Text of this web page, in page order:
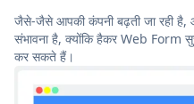
जैसे-जैसे आपकी कंपनी बढ़ती जा रही है,
संभावना है, क्योंकि हैकर Web Form
कर सकते हैं।